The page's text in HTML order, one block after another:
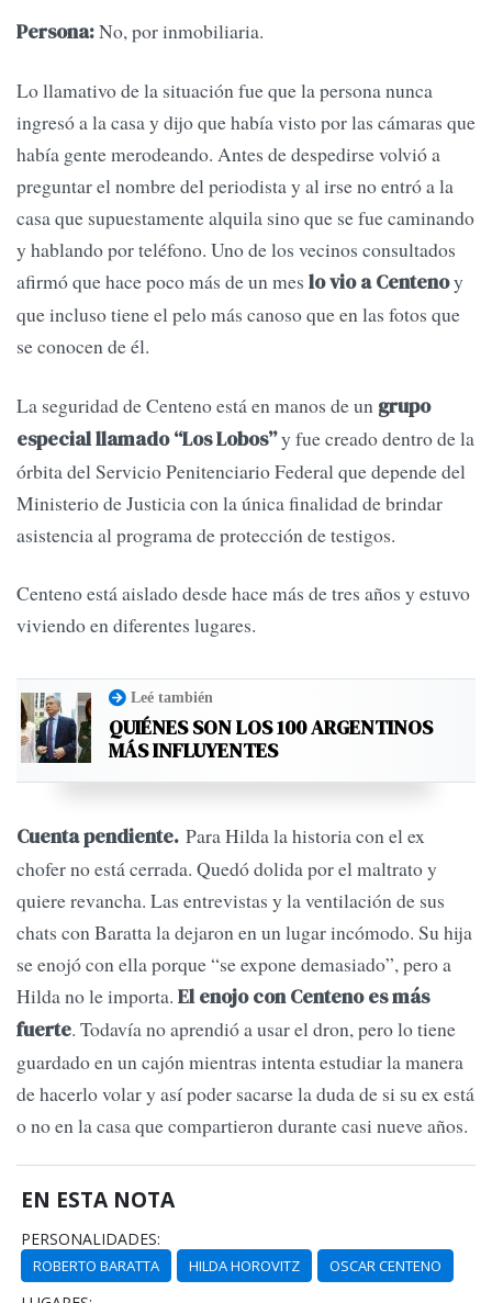
Persona:No, por inmobiliaria.
Lo llamativo de la situación fue que la persona nunca
ingresó a la casa y dijo que había visto por las cámaras que
había gente merodeando. Antes de despedirse volvió a
preguntar el nombre del periodista y al irse no entró a la
casa que supuestamente alquila sino que se fue caminando
y hablando por teléfono. Uno de los vecinos consultados
afirmó que hace poco más de un mes lo vio a Centenoy
que incluso tiene el pelo más canoso que en las fotos que
se conocen de él.
La seguridad de Centeno está en manos de un grupo
especial llamado “Los Lobos”y fue creado dentro de la
órbita del Servicio Penitenciario Federal que depende del
Ministerio de Justicia con la única finalidad de brindar
asistencia al programa de protección de testigos.
Centeno está aislado desde hace más de tres años y estuvo
viviendo en diferentes lugares.
Leé también
QUIÉNES SON LOS 100 ARGENTINOS
MÁS INFLUYENTES
Cuenta pendiente. Para Hilda la historia con el ex
chofer no está cerrada. Quedó dolida por el maltrato y
quiere revancha. Las entrevistas y la ventilación de sus
chats con Baratta la dejaron en un lugar incómodo. Su hija
se enojó con ella porque “se expone demasiado”, pero a
Hilda no le importa. El enojo con Centeno es más
fuerte. Todavía no aprendió a usar el dron, pero lo tiene
guardado en un cajón mientras intenta estudiar la manera
de hacerlo volar y así poder sacarse la duda de si su ex está
o no en la casa que compartieron durante casi nueve años.
EN ESTA NOTA
PERSONALIDADES:
ROBERTO BARATTA HILDA HOROVITZ OSCAR CENTENO